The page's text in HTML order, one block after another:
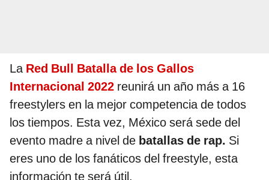
La Red Bull Batalla de los Gallos
Internacional 2022 reunirá un año más a 16
freestylers en la mejor competencia de todos
los tiempos. Esta vez, México será sede del
evento madre a nivel de batallas de rap. Si
eres uno de los fanáticos del freestyle, esta
información te será útil.